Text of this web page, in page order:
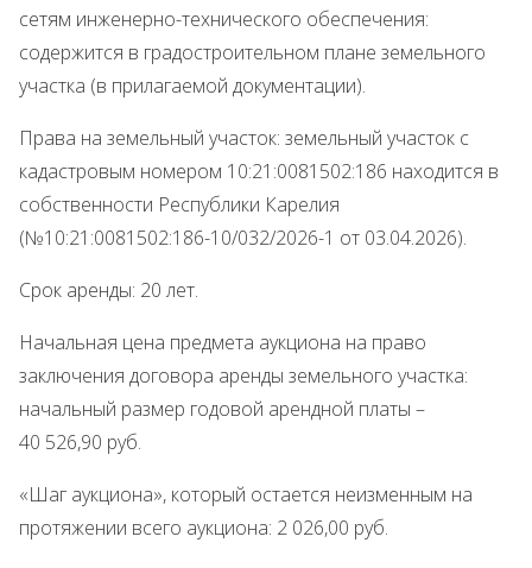
сетям инженерно-технического обеспечения:
содержится в градостроительном плане земельного
участка (в прилагаемой документации).
Права на земельный участок: земельный участок с
кадастровым номером 10:21:0081502:186 находится в
собственности Республики Карелия
(№10:21:0081502:186-10/032/2026-1 от 03.04.2026).
Срок аренды: 20 лет.
Начальная цена предмета аукциона на право
заключения договора аренды земельного участка:
начальный размер годовой арендной платы –
40 526,90 руб.
«Шаг аукциона», который остается неизменным на
протяжении всего аукциона: 2 026,00 руб.